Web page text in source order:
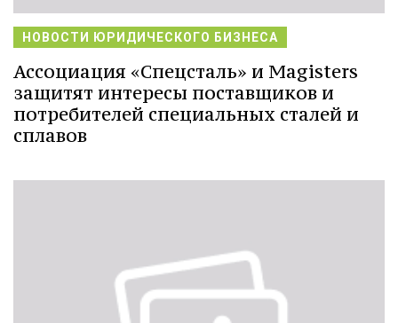
НОВОСТИ ЮРИДИЧЕСКОГО БИЗНЕСА
Ассоциация «Спецсталь» и Magisters
защитят интересы поставщиков и
потребителей специальных сталей и
сплавов